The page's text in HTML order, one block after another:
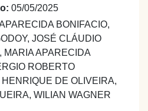
05/05/2025
BONIFACIO,
JOSÉ CLÁUDIO
MARIA APARECIDA
ROBERTO
DE OLIVEIRA,
WILIAN WAGNER